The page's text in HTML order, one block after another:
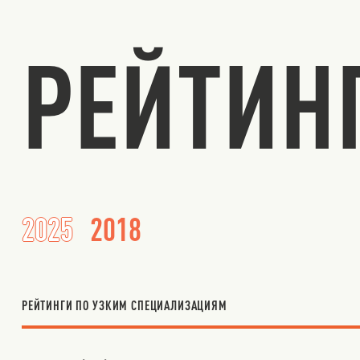
2025 2018
РЕЙТИНГИ ПО УЗКИМ СПЕЦИАЛИЗАЦИЯМ